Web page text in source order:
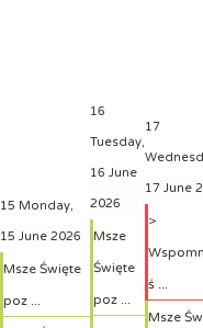
15 Monday,
15 June 2026
Msze Święte
poz ...
16
Tuesday,
16 June
2026
Msze
Święte
poz ...
17
17 June
>
ś ...
Msze